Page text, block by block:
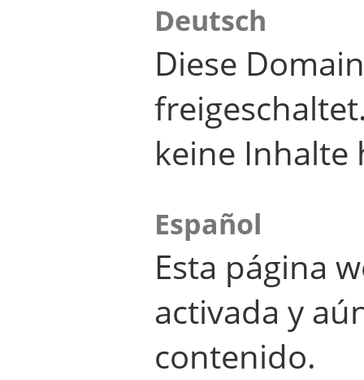
Deutsch
Diese
keine Inhalte
Español
Esta página
activada y
contenido.